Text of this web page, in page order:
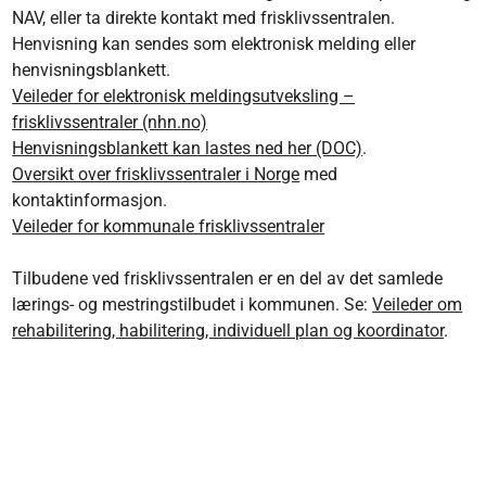
NAV, eller ta direkte kontakt med frisklivssentralen.
Henvisning kan sendes som elektronisk melding eller
henvisningsblankett.
Veileder for elektronisk meldingsutveksling –
frisklivssentraler (nhn.no)
Henvisningsblankett kan lastes ned her (DOC).
Oversikt over frisklivssentraler i Norge med
kontaktinformasjon.
Veileder for kommunale frisklivssentraler
Tilbudene ved frisklivssentralen er en del av det samlede
lærings- og mestringstilbudet i kommunen. Se:Veileder om
rehabilitering, habilitering, individuell plan og koordinator.